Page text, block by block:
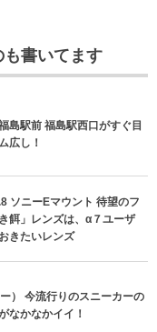
書いてます
島駅前 福島駅西口がすぐ目
広し！
ソニーEマウント 待望のフ
餌」レンズは、α７ユーザ
きたいレンズ
） 今流行りのスニーカーの
なかなかイイ！